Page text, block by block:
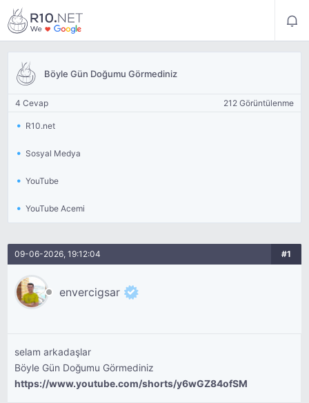
Böyle Gün Doğumu Görmediniz
4 Cevap 212 Görüntülenme
R10.net
Sosyal Medya
YouTube
YouTube Acemi
09-06-2026, 19:12:04 #1
envercigsar
selam arkadaşlar
Böyle Gün Doğumu Görmediniz
https://www.youtube.com/shorts/y6wGZ84ofSM